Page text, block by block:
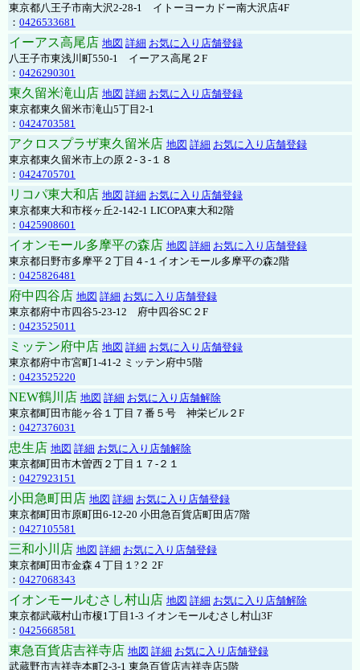
東京都八王子市南大沢2-28-1 イトーヨーカドー南大沢店4F
： 0426533681
イーアス高尾店 地図 詳細 お気に入り店舗登録
八王子市東浅川町550-1 イーアス高尾２F
： 0426290301
東久留米滝山店 地図 詳細 お気に入り店舗登録
東京都東久留米市滝山5丁目2-1
： 0424703581
アクロスプラザ東久留米店 地図 詳細 お気に入り店舗登録
東京都東久留米市上の原２-３-１８
： 0424705701
リコパ東大和店 地図 詳細 お気に入り店舗登録
東京都東大和市桜ヶ丘2-142-1 LICOPA東大和2階
： 0425908601
イオンモール多摩平の森店 地図 詳細 お気に入り店舗登録
東京都日野市多摩平２丁目４-１イオンモール多摩平の森2階
： 0425826481
府中四谷店 地図 詳細 お気に入り店舗登録
東京都府中市四谷5-23-12 府中四谷SC２F
： 0423525011
ミッテン府中店 地図 詳細 お気に入り店舗登録
東京都府中市宮町1-41-2 ミッテン府中5階
： 0423525220
NEW鶴川店 地図 詳細 お気に入り店舗解除
東京都町田市能ヶ谷１丁目７番５号 神栄ビル２F
： 0427376031
忠生店 地図 詳細 お気に入り店舗解除
東京都町田市木曽西２丁目１７-２１
： 0427923151
小田急町田店 地図 詳細 お気に入り店舗登録
東京都町田市原町田6-12-20 小田急百貨店町田店7階
： 0427105581
三和小川店 地図 詳細 お気に入り店舗登録
東京都町田市金森４丁目１?２ 2F
： 0427068343
イオンモールむさし村山店 地図 詳細 お気に入り店舗解除
東京都武蔵村山市榎1丁目1-3 イオンモールむさし村山3F
： 0425668581
東急百貨店吉祥寺店 地図 詳細 お気に入り店舗登録
武蔵野市吉祥寺本町2-3-1 東急百貨店吉祥寺店5階